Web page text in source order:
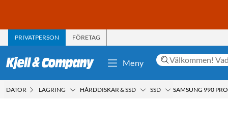
PRIVATPERSON FÖRETAG
Meny
DATOR LAGRING HÅRDDISKAR & SSD SSD